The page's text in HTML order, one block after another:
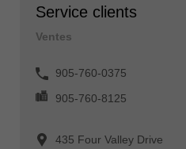
Service clients
Ventes
905-760-0375
905-760-8125
435 Four Valley Drive